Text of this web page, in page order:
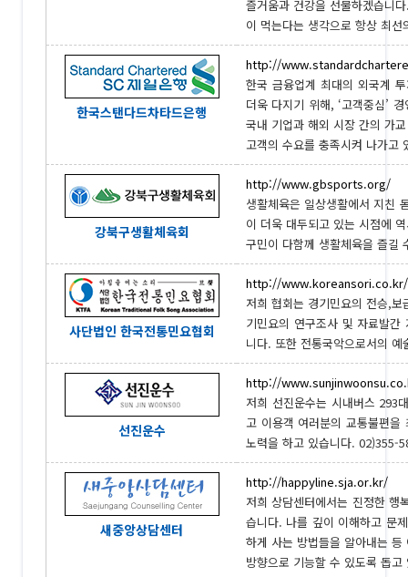
즐거움과 건강을 선물하겠습니
이 먹는다는 생각으로 항상 최
한국스탠다드차타드은행
http://
한국 금융업계 최대의 외국계
더욱 다지기 위해, ‘고객중심’
국내 기업과 해외 시장 간의 가
고객의 수요를 충족시켜 나가고
강북구생활체육회
http://www.gbsports.org/
생활체육은 일상생활에서 지친
이 더욱 대두되고 있는 시점에
구민이 다함께 생활체육을 즐길
사단법인 한국전통민요협회
http://www.koreansori.co.kr/
저희 협회는 경기민요의 전승,
기민요의 연구조사 및 자료발
니다. 또한 전통국악으로서의
선진운수
http://
저희 선진운수는 시내버스 293
고 이용객 여러분의 교통불편
노력을 하고 있습니다. 02)355-
새중앙상담센터
http://happyline.sja.or.kr/
저희 상담센터에서는 진정한 행
습니다. 나를 깊이 이해하고 문
하게 사는 방법들을 알아내는
방향으로 기능할 수 있도록 돕